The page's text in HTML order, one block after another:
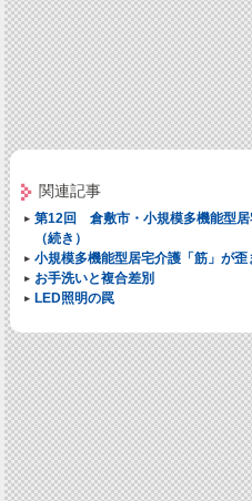
関連記事
第12回 倉敷市・小規模多機能型
（続き）
小規模多機能型居宅介護「筋」が歪
お手洗いと複合差別
LED照明の罠